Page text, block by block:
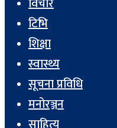
टिभि
शिक्षा
स्वास्थ्य
सूचना प्रविधि
मनोरञ्जन